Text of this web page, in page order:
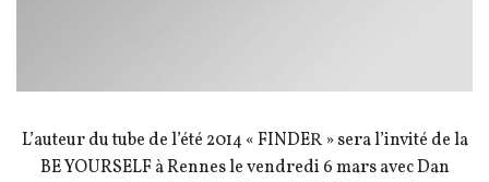
L’auteur du tube de l’été 2014 « FINDER » sera l’invité de la
BE YOURSELF à Rennes le vendredi 6 mars avec Dan